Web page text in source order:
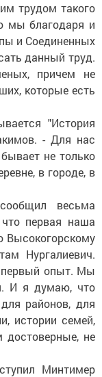
трудом такого
мы благодаря и
и Соединенных
данный труд.
причем не
которые есть
"История
- Для нас
не только
в городе, в
весьма
первая наша
Высокогорскому
Нургалиевич.
первый опыт. Мы
И я думаю, что
районов, для
истории семей,
достоверные, не
Минтимер